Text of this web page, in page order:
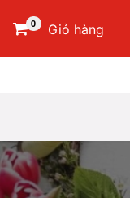
0 Giỏ hàng